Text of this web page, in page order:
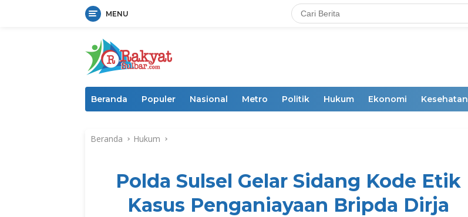
MENU
Beranda Populer Nasional Metro Politik Hukum Ekonomi Kesehatan
Beranda Hukum
Polda Sulsel Gelar Sidang Kode Etik
Kasus Penganiayaan Bripda Dirja